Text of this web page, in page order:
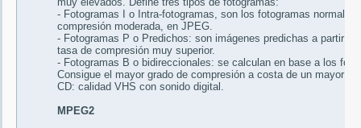
- Fotogramas I o Intra-fotogramas, son los fotogramas normales
compresión moderada, en JPEG.
- Fotogramas P o Predichos: son imágenes predichas a partir
tasa de compresión muy superior.
- Fotogramas B o bidireccionales: se calculan en base a los
Consigue el mayor grado de compresión a costa de un mayor
CD: calidad VHS con sonido digital.
MPEG2